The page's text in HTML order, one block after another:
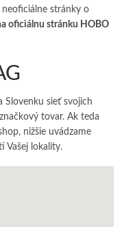
stránky o
oficiálnu stránku HOBO
Slovenku sieť svojich
tovar. Ak teda
nižšie uvádzame
Vašej lokality.